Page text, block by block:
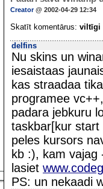
Creator@ 2002-04-29 12:34
Skatīt komentārus: viltīgi
delfins
Nu skins un
iesaistaas
kas straadaa
programee
padara jebkuru
taskbar[kur start
peles kursors
kb :), kam vajag
lasiet
PS: un nekaadi